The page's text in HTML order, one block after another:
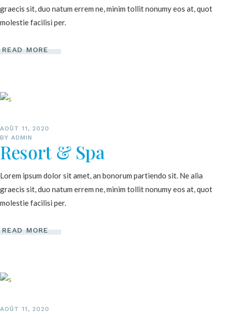
graecis sit, duo natum errem ne, minim tollit nonumy eos at, quot
molestie facilisi per.
READ MORE
AOÛT 11, 2020
BY ADMIN
Resort & Spa
Lorem ipsum dolor sit amet, an bonorum partiendo sit. Ne alia
graecis sit, duo natum errem ne, minim tollit nonumy eos at, quot
molestie facilisi per.
READ MORE
AOÛT 11, 2020